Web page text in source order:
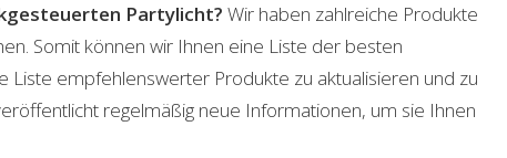
Partylicht? Wir haben zahlreiche Produkte
Somit können wir Ihnen eine Liste der besten
Liste empfehlenswerter Produkte zu aktualisieren und zu
regelmäßig neue Informationen, um sie Ihnen